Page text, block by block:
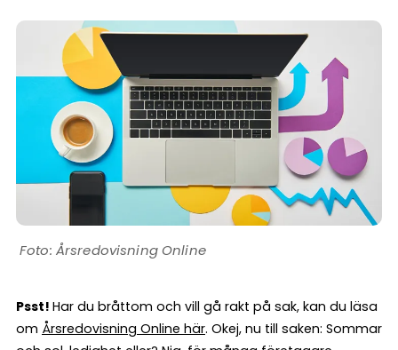
Årsredovisning Online
Psst! Har du bråttom och vill gå rakt på sak, kan du läsa
om Årsredovisning Online här. Okej, nu till saken: Sommar